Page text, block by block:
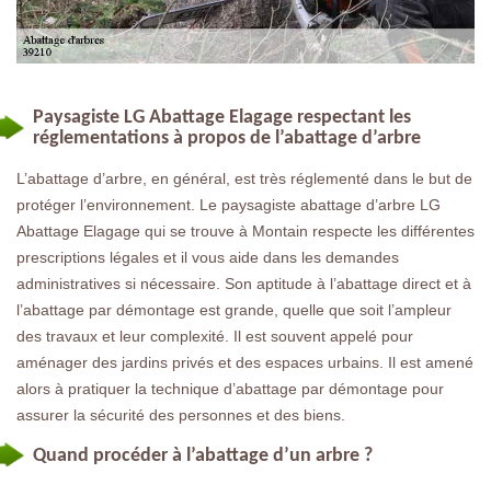
Paysagiste LG Abattage Elagage respectant les
réglementations à propos de l’abattage d’arbre
L’abattage d’arbre, en général, est très réglementé dans le but de
protéger l’environnement. Le paysagiste abattage d’arbre LG
Abattage Elagage qui se trouve à Montain respecte les différentes
prescriptions légales et il vous aide dans les demandes
administratives si nécessaire. Son aptitude à l’abattage direct et à
l’abattage par démontage est grande, quelle que soit l’ampleur
des travaux et leur complexité. Il est souvent appelé pour
aménager des jardins privés et des espaces urbains. Il est amené
alors à pratiquer la technique d’abattage par démontage pour
assurer la sécurité des personnes et des biens.
Quand procéder à l’abattage d’un arbre ?